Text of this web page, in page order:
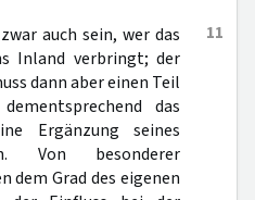
11
auch sein, wer das
Inland verbringt; der
dann aber einen Teil
das
Ergänzung seines
Von besonderer
dem Grad des eigenen